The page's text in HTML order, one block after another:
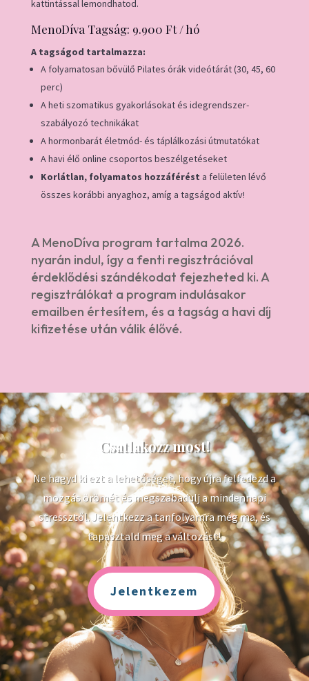
kattintással lemondhatod.
MenoDíva Tagság: 9.900 Ft / hó
A tagságod tartalmazza:
A folyamatosan bővülő Pilates órák videótárát (30, 45, 60
perc)
A heti szomatikus gyakorlásokat és idegrendszer-
szabályozó technikákat
A hormonbarát életmód- és táplálkozási útmutatókat
A havi élő online csoportos beszélgetéseket
Korlátlan, folyamatos hozzáférést a felületen lévő
összes korábbi anyaghoz, amíg a tagságod aktív!
A MenoDíva program tartalma 2026.
nyarán indul, így a fenti regisztrációval
érdeklődési szándékodat fejezheted ki. A
regisztrálókat a program indulásakor
emailben értesítem, és a tagság a havi díj
kifizetése után válik élővé.
Csatlakozz most!
Ne hagyd ki ezt a lehetőséget, hogy újra felfedezd a
mozgás örömét és megszabadulj a mindennapi
stressztől. Jelentkezz a tanfolyamra még ma, és
tapasztald meg a változást!
Jelentkezem